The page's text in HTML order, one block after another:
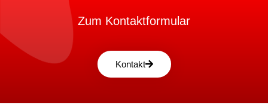
Zum Kontaktformular
Kontakt